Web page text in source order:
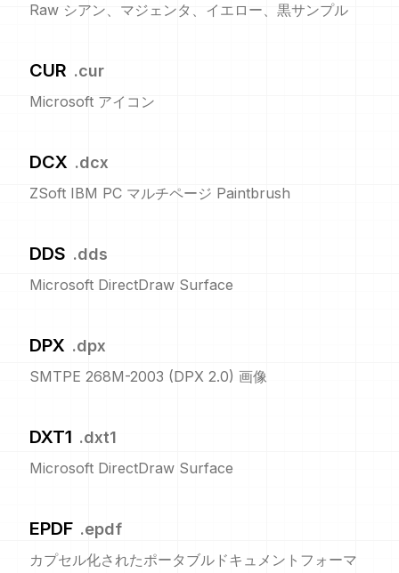
Raw シアン、マジェンタ、イエロー、黒サンプル
CUR .cur
Microsoft アイコン
DCX .dcx
ZSoft IBM PC マルチページ Paintbrush
DDS .dds
Microsoft DirectDraw Surface
DPX .dpx
SMTPE 268M-2003 (DPX 2.0) 画像
DXT1 .dxt1
Microsoft DirectDraw Surface
EPDF .epdf
カプセル化されたポータブルドキュメントフォーマ